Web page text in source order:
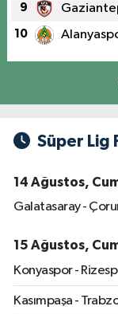
9
10
Süper Lig
14 Ağustos,
Galatasaray -
15 Ağustos,
Konyaspor -
Kasımpaşa -